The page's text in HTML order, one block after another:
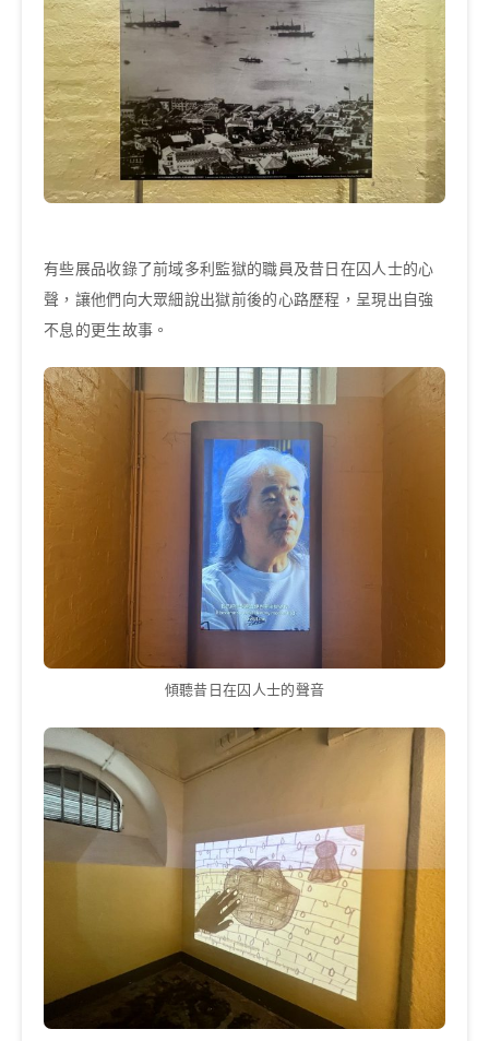
有些展品收錄了前域多利監獄的職員及昔日在囚人士的心
聲，讓他們向大眾細說出獄前後的心路歷程，呈現出自強
不息的更生故事。
傾聽昔日在囚人士的聲音